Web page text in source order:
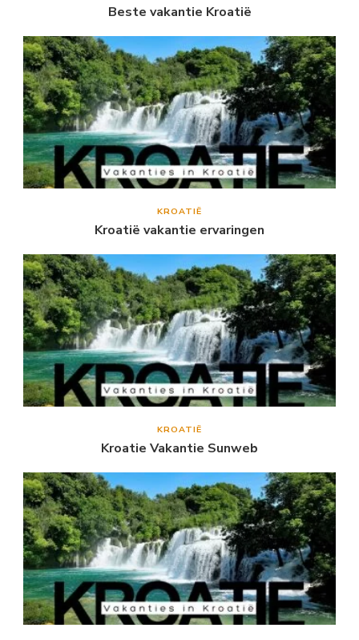
Beste vakantie Kroatië
KROATIË
Kroatië vakantie ervaringen
KROATIË
Kroatie Vakantie Sunweb